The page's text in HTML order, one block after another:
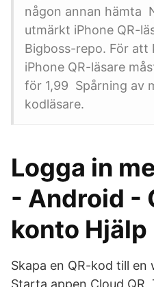
någon annan hämta
utmärkt iPhone QR-
Bigboss-repo. För att
iPhone QR-läsare
för 1,99 Spårning av
kodläsare.
Logga in
- Android -
konto Hjälp
Skapa en QR-kod till en
Starta appen Cloud QR.